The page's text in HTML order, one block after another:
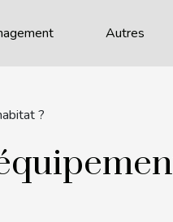
Autres
?